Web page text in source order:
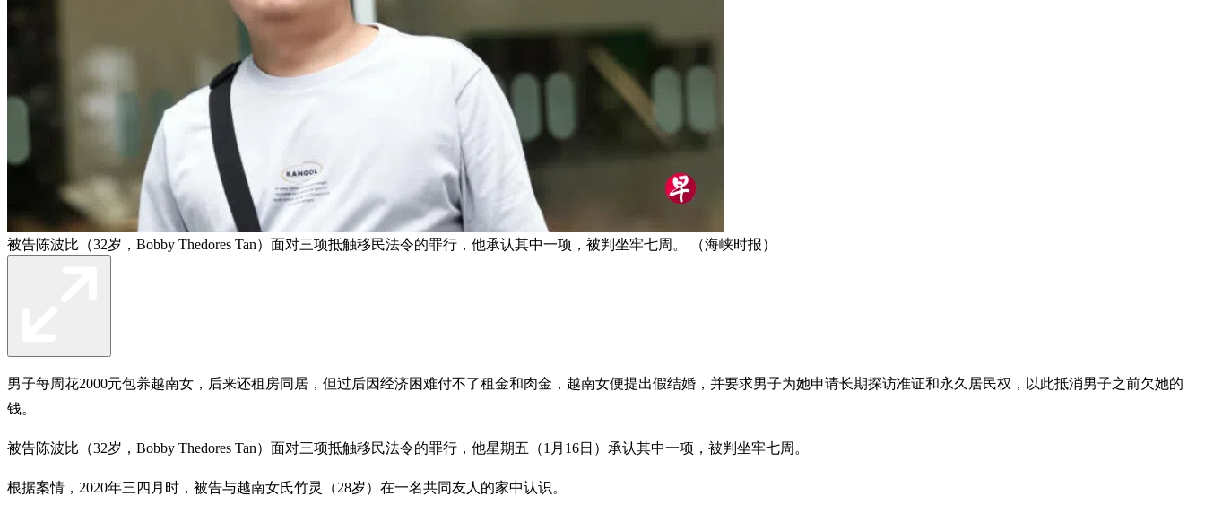
被告陈波比（32岁，Bobby Thedores Tan）面对三项抵触移民法令的罪行，他承认其中一项，被判坐牢七周。 （海峡时报）
男子每周花2000元包养越南女，后来还租房同居，但过后因经济困难付不了租金和肉金，越南女便提出假结婚，并要求男子为她申请长期探访准证和永久居民权，以此抵消男子之前欠她的
钱。
被告陈波比（32岁，Bobby Thedores Tan）面对三项抵触移民法令的罪行，他星期五（1月16日）承认其中一项，被判坐牢七周。
根据案情，2020年三四月时，被告与越南女氏竹灵（28岁）在一名共同友人的家中认识。